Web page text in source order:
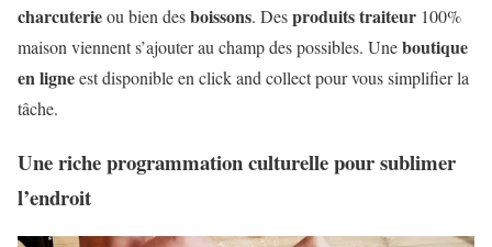
charcuterieou bien desboissons. Desproduits traiteur 100%
maison viennent s’ajouter au champ des possibles. Uneboutique
en ligneest disponible en click and collect pour vous simplifier la
tâche.
Une riche programmation culturelle pour sublimer
l’endroit